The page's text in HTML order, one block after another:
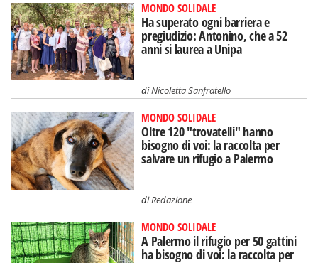
MONDO SOLIDALE
Ha superato ogni barriera e
pregiudizio: Antonino, che a 52
anni si laurea a Unipa
diNicoletta Sanfratello
MONDO SOLIDALE
Oltre 120 "trovatelli" hanno
bisogno di voi: la raccolta per
salvare un rifugio a Palermo
diRedazione
MONDO SOLIDALE
A Palermo il rifugio per 50 gattini
ha bisogno di voi: la raccolta per